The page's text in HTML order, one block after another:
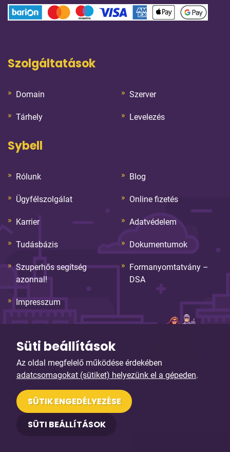
Süti beállítások
Az oldal megfelelő működése érdekében
adatcsomagokat (sütiket) helyezünk el a gépeden.
SÜTIK ENGEDÉLYEZÉSE
SÜTI BEÁLLÍTÁSOK
Szolgáltatások
Domain Szerver
Tárhely Levelezés
Sybell
Rólunk Blog
Ügyfélszolgálat Online fizetés
Karrier Adatvédelem
Tudásbázis Dokumentumok
Szuperhős segítség
azonnal!
Formanyomtatvány –
DSA
Impresszum
© Copyright 2026. Sybell Informatika Kft. Minden jog
fenntartva!
Arculattervezés, honlaptervezés: Kreatív Vonalak